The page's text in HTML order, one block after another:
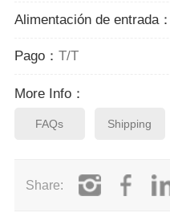
Alimentación de entrada：
Pago： T/T
More Info：
FAQs Shipping
Share: